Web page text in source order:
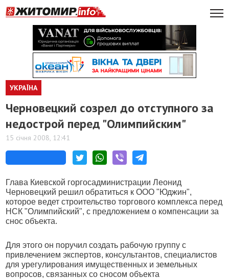
УКРАЇНА
Черновецкий созрел до отступного за
недострой перед "Олимпийским"
15 січня 2008, 12:41
Глава Киевской горгосадминистрации Леонид
Черновецкий решил обратиться к ООО "Юджин",
которое ведет строительство торгового комплекса перед
НСК "Олимпийский", с предложением о компенсации за
снос объекта.
Для этого он поручил создать рабочую группу с
привлечением экспертов, консультантов, специалистов
для урегулирования имущественных и земельных
вопросов, связанных со сносом объекта